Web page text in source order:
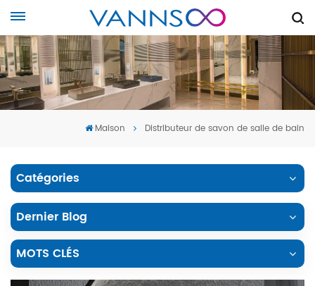
Maison Distributeur de savon de salle de bain
Catégories
Dernier Blog
MOTS CLÉS